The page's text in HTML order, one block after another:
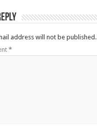
address will not be published.
*